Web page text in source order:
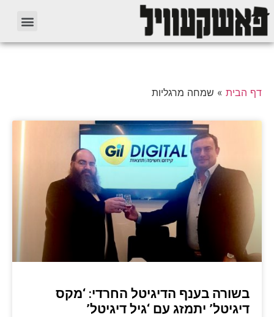
דף הבית » שמחה מרגליות
בשורה בענף הדיגיטל החרדי: ‘מקס
דיגיטל’ יתמזג עם ‘גיל דיגיטל’